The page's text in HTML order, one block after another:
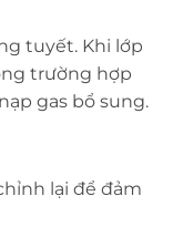
tuyết. Khi lớp
trường hợp
gas bổ sung.
lại để đảm